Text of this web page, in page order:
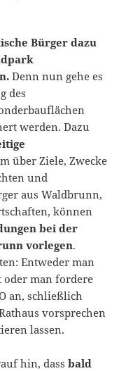
Bürger dazu
Denn nun gehe es
des
werden. Dazu
über Ziele, Zwecke
und
aus Waldbrunn,
können
bei der
vorlegen.
Entweder man
oder man fordere
an, schließlich
vorsprechen
lassen.
hin, dassbald